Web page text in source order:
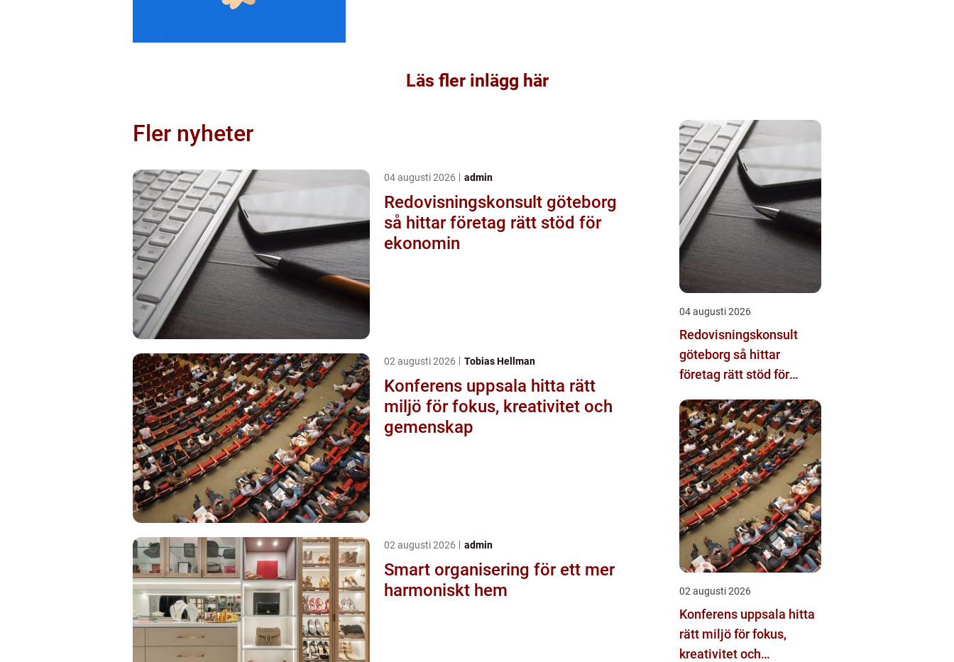
Läs fler inlägg här
Fler nyheter
04 augusti 2026 admin
Redovisningskonsult göteborg
så hittar företag rätt stöd för
ekonomin
02 augusti 2026 Tobias Hellman
Konferens uppsala hitta rätt
miljö för fokus, kreativitet och
gemenskap
02 augusti 2026 admin
Smart organisering för ett mer
harmoniskt hem
04 augusti 2026
Redovisningskonsult
göteborg så hittar
företag rätt stöd för
02 augusti 2026
Konferens uppsala hitta
rätt miljö för fokus,
kreativitet och